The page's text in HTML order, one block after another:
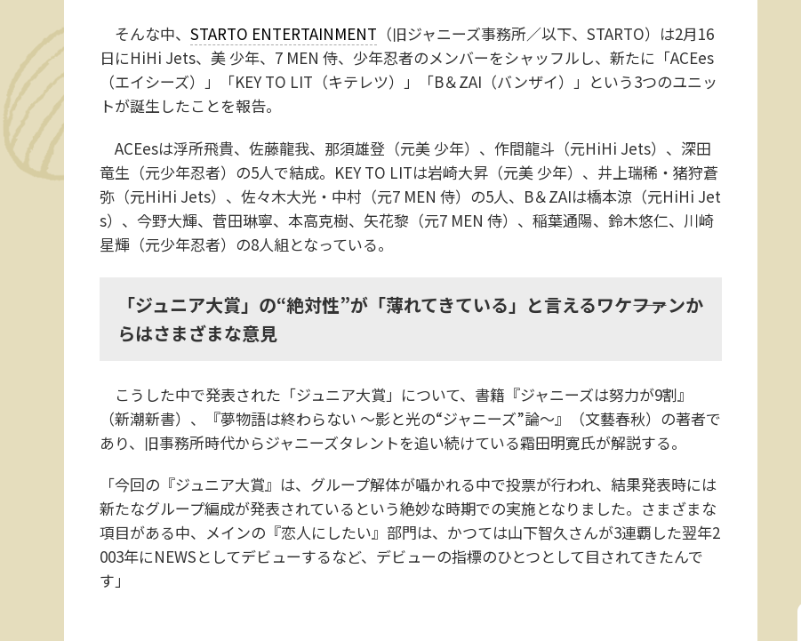
そんな中、 STARTO ENTERTAINMENT （旧ジャニーズ事務所／以下、STARTO）は2月16
日にHiHi Jets、美 少年、7 MEN 侍、少年忍者のメンバーをシャッフルし、新たに「ACEes
（エイシーズ）」「KEY TO LIT（キテレツ）」「B＆ZAI（バンザイ）」という3つのユニッ
トが誕生したことを報告。
ACEesは浮所飛貴、佐藤龍我、那須雄登（元美 少年）、作間龍斗（元HiHi Jets）、深田
竜生（元少年忍者）の5人で結成。KEY TO LITは岩崎大昇（元美 少年）、井上瑞稀・猪狩蒼
弥（元HiHi Jets）、佐々木大光・中村（元7 MEN 侍）の5人、B＆ZAIは橋本涼（元HiHi Jet
s）、今野大輝、菅田琳寧、本高克樹、矢花黎（元7 MEN 侍）、稲葉通陽、鈴木悠仁、川崎
星輝（元少年忍者）の8人組となっている。
「ジュニア大賞」の“絶対性”が「薄れてきている」と言えるワケ――ファンか
らはさまざまな意見
こうした中で発表された「ジュニア大賞」について、書籍『ジャニーズは努力が9割』
（新潮新書）、『夢物語は終わらない ～影と光の“ジャニーズ”論～』（文藝春秋）の著者で
あり、旧事務所時代からジャニーズタレントを追い続けている霜田明寛氏が解説する。
「今回の『ジュニア大賞』は、グループ解体が囁かれる中で投票が行われ、結果発表時には
新たなグループ編成が発表されているという絶妙な時期での実施となりました。さまざまな
項目がある中、メインの『恋人にしたい』部門は、かつては山下智久さんが3連覇した翌年2
003年にNEWSとしてデビューするなど、デビューの指標のひとつとして目されてきたんで
す」